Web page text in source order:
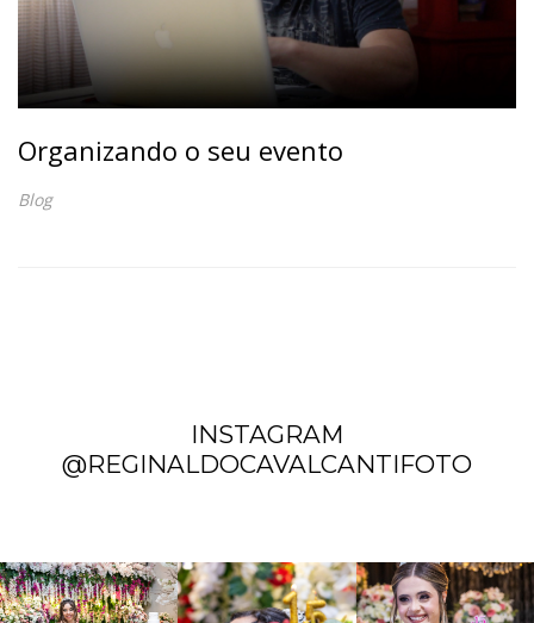
Organizando o seu evento
Blog
INSTAGRAM
@REGINALDOCAVALCANTIFOTO